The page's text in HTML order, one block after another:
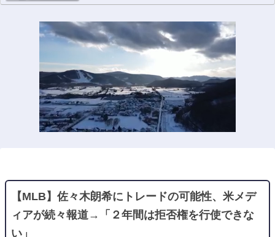
【MLB】佐々木朗希にトレードの可能性、米メデ
ィアが続々報道→「２年間は拒否権を行使できな
い」